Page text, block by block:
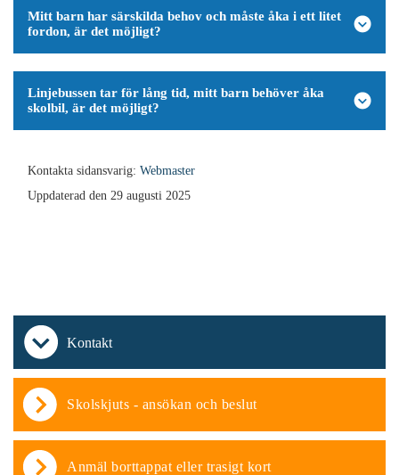
Mitt barn har särskilda behov och måste åka i ett litet
fordon, är det möjligt?
Linjebussen tar för lång tid, mitt barn behöver åka
skolbil, är det möjligt?
Kontakta sidansvarig: Webmaster
Uppdaterad den 29 augusti 2025
Kontakt
Skolskjuts - ansökan och beslut
Anmäl borttappat eller trasigt kort